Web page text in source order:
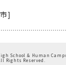
]
School & Human
Rights Reserved.